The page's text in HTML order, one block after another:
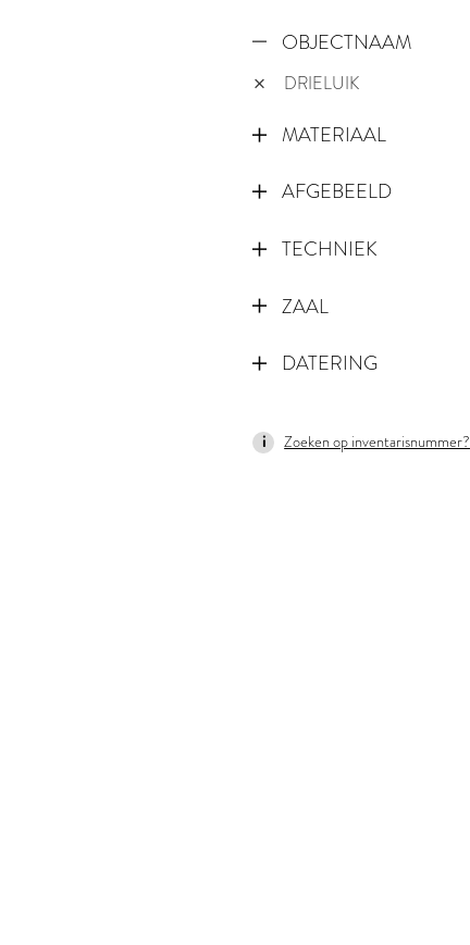
OBJECTNAAM
DRIELUIK
MATERIAAL
AFGEBEELD
TECHNIEK
ZAAL
DATERING
Zoeken op inventarisnummer?